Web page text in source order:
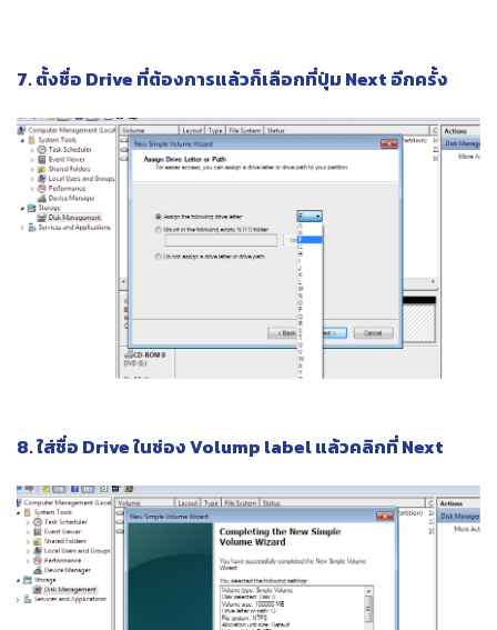
7. ตั้งชื่อ Drive ที่ต้องการแล้วก็เลือกที่ปุ่ม Next อีกครั้ง
8. ใส่ชื่อ Drive ในช่อง Volump label แล้วคลิกที่ Next